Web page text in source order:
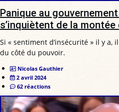
Panique au
s’inquiètent de la montée
Si « sentiment d’insécurité » il y
du côté du pouvoir.
Nicolas Gauthier
2 avril 2024
62 réactions